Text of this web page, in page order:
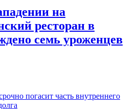
на
ресторан в
семь уроженцев